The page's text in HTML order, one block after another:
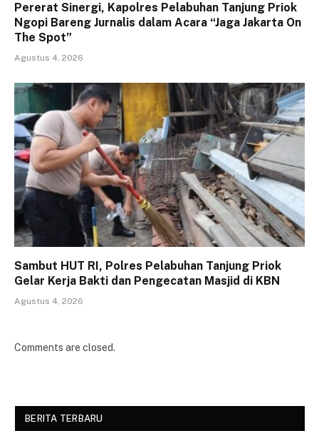
Pererat Sinergi, Kapolres Pelabuhan Tanjung Priok
Ngopi Bareng Jurnalis dalam Acara “Jaga Jakarta On
The Spot”
Agustus 4, 2026
Sambut HUT RI, Polres Pelabuhan Tanjung Priok
Gelar Kerja Bakti dan Pengecatan Masjid di KBN
Agustus 4, 2026
Comments are closed.
BERITA TERBARU